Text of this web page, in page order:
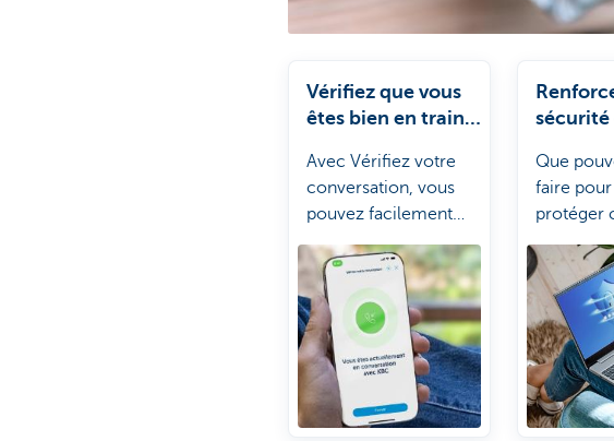
Vérifiez que vous
êtes bien en train
collaborateur de
KBC Brussels
Avec Vérifiez votre
conversation, vous
pouvez facilement
vérifier si vous êtes
bien en
communication avec
un collaborateur de
KBC Brussels. Vous
gardez ainsi une
longueur d'avance sur
les escrocs.
sécurité
Que
faire
protéger
ligne?